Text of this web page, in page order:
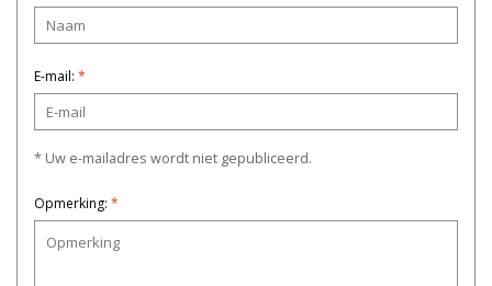
E-mail: *
* Uw e-mailadres wordt niet gepubliceerd.
Opmerking: *